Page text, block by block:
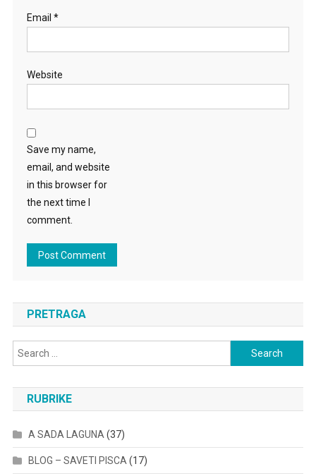
Email *
Website
Save my name,
email, and website
in this browser for
the next time I
comment.
PRETRAGA
Search
for:
RUBRIKE
A SADA LAGUNA (37)
BLOG – SAVETI PISCA (17)